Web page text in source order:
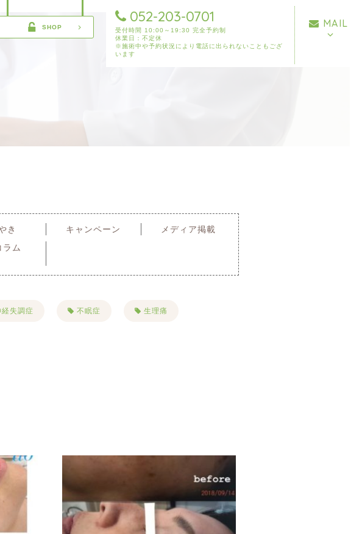
SHOP
052-203-0701
受付時間 10:00～19:30 完全予約制
休業日：不定休
※施術中や予約状況により電話に出られないこともござ
います
MAIL
き キャンペーン
メディア掲載
ラム
経失調症 不眠症 生理痛